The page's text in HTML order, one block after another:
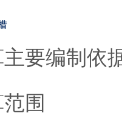
要编制依
围